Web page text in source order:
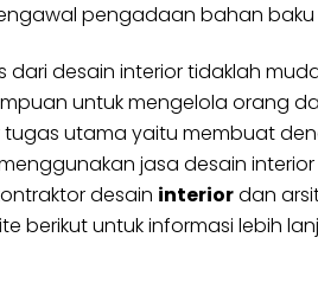
pengadaan bahan
dari desain interior tidaklah
untuk mengelola orang
tugas utama yaitu membuat
jasa desain
desain interiordan
berikut untuk informasi lebih